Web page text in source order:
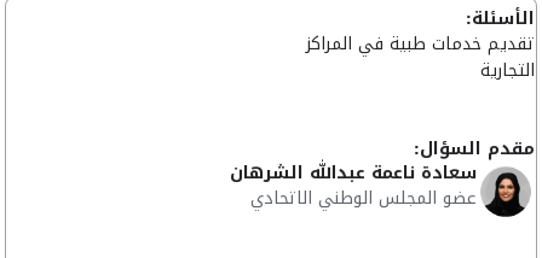
الأسئلة:
تقديم خدمات طبية في المراكز
التجارية
مقدم السؤال:
سعادة ناعمة عبدالله الشرهان
عضو المجلس الوطني الاتحادي